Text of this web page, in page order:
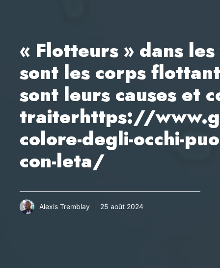
« Flotteurs » dans
sont les corps
sont leurs causes et
traiterhttps://
colore-degli-occhi-
con-leta/
Alexis Tremblay 25 août 2024